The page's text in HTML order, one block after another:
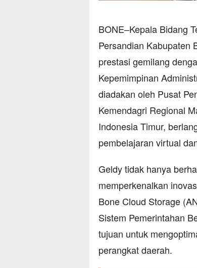
BONE–Kepala Bidang
Persandian Kabupaten
prestasi gemilang
Kepemimpinan
diadakan oleh Pusat
Kemendagri Regional
Indonesia Timur,
pembelajaran virtual
Geldy tidak hanya
memperkenalkan
Bone Cloud Storage
Sistem Pemerintahan
tujuan untuk
perangkat daerah.